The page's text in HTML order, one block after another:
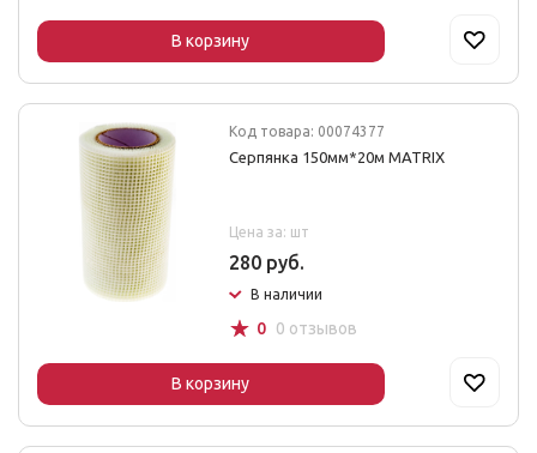
В корзину
Код товара: 00074377
Серпянка 150мм*20м MATRIX
Цена за: шт
280 руб.
В наличии
☆ 0 0 отзывов
В корзину